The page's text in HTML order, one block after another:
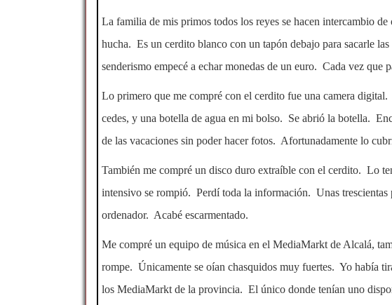
La familia de mis primos todos los reyes se hacen intercambio
hucha. Es un cerdito blanco con un tapón debajo para sacarle
senderismo empecé a echar monedas de un euro. Cada vez
Lo primero que me compré con el cerdito fue una camera
cedes, y una botella de agua en mi bolso. Se abrió la botella.
de las vacaciones sin poder hacer fotos. Afortunadamente lo
También me compré un disco duro extraíble con el cerdito. Lo
intensivo se rompió. Perdí toda la información. Unas
ordenador. Acabé escarmentado.
Me compré un equipo de música en el MediaMarkt de Alcalá,
rompe. Únicamente se oían chasquidos muy fuertes. Yo había
los MediaMarkt de la provincia. El único donde tenían uno